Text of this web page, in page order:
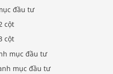
đầu tư
cột
cột
mục đầu tư
mục đầu tư